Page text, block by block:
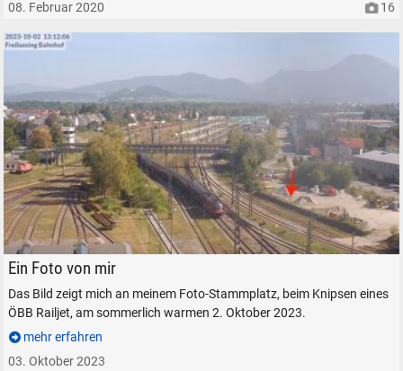
08. Februar 2020 16
An meinem Foto-Stammplatz in Freilassing.
Ein Foto von mir
Das Bild zeigt mich an meinem Foto-Stammplatz, beim Knipsen eines
ÖBB Railjet, am sommerlich warmen 2. Oktober 2023.
mehr erfahren
03. Oktober 2023
SUCHEN
Durchsuchen
alles
Suche ...
suchen